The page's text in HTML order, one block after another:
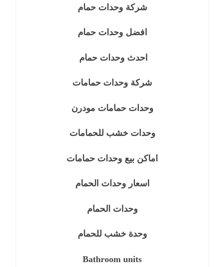
شركة وحدات حمام
افضل وحدات حمام
احدث وحدات حمام
شركة وحدات حمامات
وحدات حمامات مودرن
وحدات خشب للحمامات
اماكن بيع وحدات حمامات
اسعار وحدات الحمام
وحدات الحمام
وحدة خشب للحمام
Bathroom units